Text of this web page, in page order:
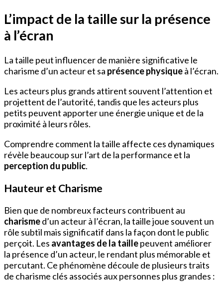
L’impact de la taille sur la présence
à l’écran
La taille peut influencer de manière significative le
charisme d’un acteur et sa présence physiqueà l’écran.
Les acteurs plus grands attirent souvent l’attention et
projettent de l’autorité, tandis que les acteurs plus
petits peuvent apporter une énergie unique et de la
proximité à leurs rôles.
Comprendre comment la taille affecte ces dynamiques
révèle beaucoup sur l’art de la performance et la
perception du public.
Hauteur et Charisme
Bien que de nombreux facteurs contribuent au
charismed’un acteur à l’écran, la taille joue souvent un
rôle subtil mais significatif dans la façon dont le public
perçoit. Les avantages de la taillepeuvent améliorer
la présence d’un acteur, le rendant plus mémorable et
percutant. Ce phénomène découle de plusieurs traits
de charisme clés associés aux personnes plus grandes :